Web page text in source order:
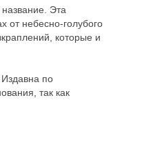
Эта
от небесно-голубого
которые и
по
так как